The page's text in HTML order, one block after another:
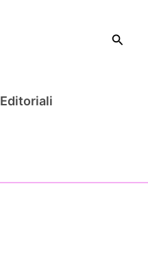
Cerca
Editoriali